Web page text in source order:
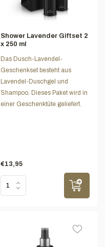
Shower Lavender Giftset 2
x 250 ml
Das Dusch-Lavendel-
Geschenkset besteht aus
Lavendel-Duschgel und
Shampoo. Dieses Paket wird in
einer Geschenktüte geliefert.
€13,95